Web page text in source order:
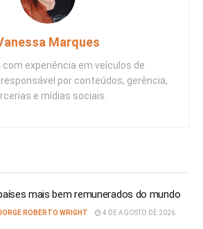
Marques
com experiência em veículos de
por conteúdos, gerência,
e mídias sociais.
mais bem remunerados do mundo
ROBERTO WRIGHT
4 DE AGOSTO DE 2026